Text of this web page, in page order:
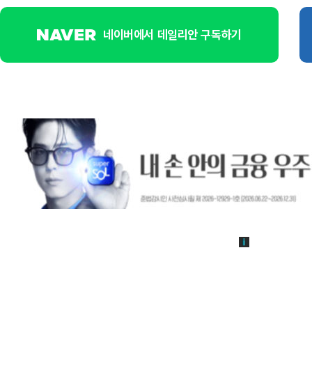
네이버에서 데일리안 구독하기